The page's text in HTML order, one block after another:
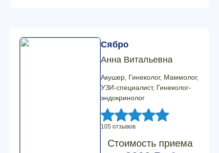
Сябро
Анна Витальевна
Акушер, Гинеколог, Маммолог,
УЗИ-специалист, Гинеколог-
эндокринолог
105 отзывов
Стоимость приема